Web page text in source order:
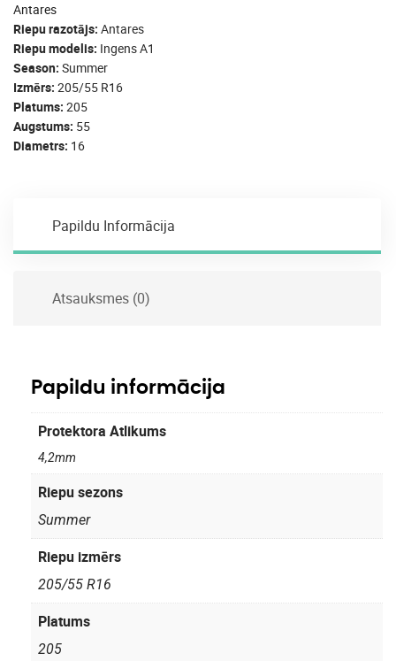
Antares
Riepu razotājs Antares
Riepu modelis Ingens A1
Season Summer
Izmērs 205/55 R16
Platums 205
Augstums 55
Diametrs 16
Papildu Informācija
Atsauksmes (0)
Papildu informācija
Protektora Atlikums
4,2mm
Riepu sezons
Summer
Riepu izmērs
205/55 R16
Platums
205